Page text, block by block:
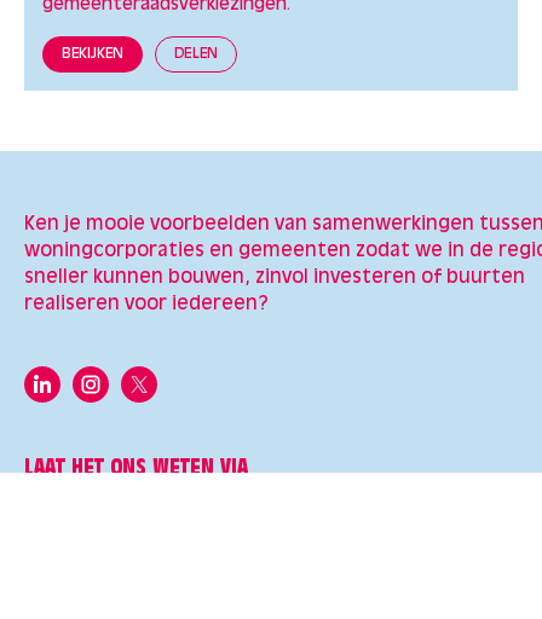
gemeenteraadsverkiezingen.
BEKIJKEN DELEN
Ken je mooie voorbeelden van samenwerkingen
woningcorporaties en gemeenten zodat we in de
sneller kunnen bouwen, zinvol investeren of buurten
realiseren voor iedereen?
LAAT HET ONS WETEN VIA